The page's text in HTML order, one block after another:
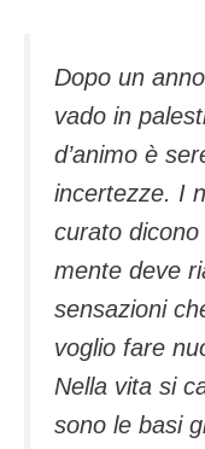
Dopo un
vado in
d’animo è
incertezze. I
curato
mente deve
sensazioni
voglio fare
Nella vita si
sono le basi